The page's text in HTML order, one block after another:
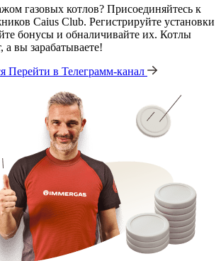
газовых котлов? Присоединяйтесь к
Caius Club. Регистрируйте установки
бонусы и обналичивайте их. Котлы
а вы зарабатываете!
Перейти в Телеграмм-канал